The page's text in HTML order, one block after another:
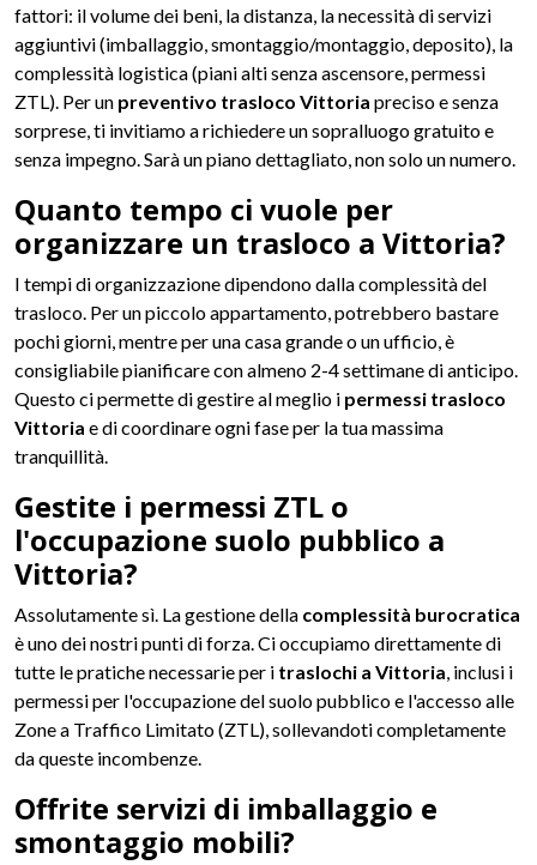
fattori: il volume dei beni, la distanza, la necessità di servizi
aggiuntivi (imballaggio, smontaggio/montaggio, deposito), la
complessità logistica (piani alti senza ascensore, permessi
ZTL). Per un preventivo trasloco Vittoria preciso e senza
sorprese, ti invitiamo a richiedere un sopralluogo gratuito e
senza impegno. Sarà un piano dettagliato, non solo un numero.
Quanto tempo ci vuole per
organizzare un trasloco a Vittoria?
I tempi di organizzazione dipendono dalla complessità del
trasloco. Per un piccolo appartamento, potrebbero bastare
pochi giorni, mentre per una casa grande o un ufficio, è
consigliabile pianificare con almeno 2-4 settimane di anticipo.
Questo ci permette di gestire al meglio i permessi trasloco
Vittoria e di coordinare ogni fase per la tua massima
tranquillità.
Gestite i permessi ZTL o
l'occupazione suolo pubblico a
Vittoria?
Assolutamente sì. La gestione della complessità burocratica
è uno dei nostri punti di forza. Ci occupiamo direttamente di
tutte le pratiche necessarie per i traslochi a Vittoria, inclusi i
permessi per l'occupazione del suolo pubblico e l'accesso alle
Zone a Traffico Limitato (ZTL), sollevandoti completamente
da queste incombenze.
Offrite servizi di imballaggio e
smontaggio mobili?